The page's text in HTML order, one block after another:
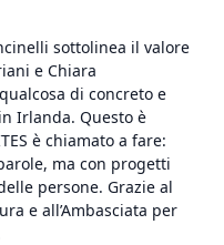
sottolinea il valore
e Chiara
di concreto e
Irlanda. Questo è
è chiamato a fare:
ma con progetti
persone. Grazie al
e all’Ambasciata per